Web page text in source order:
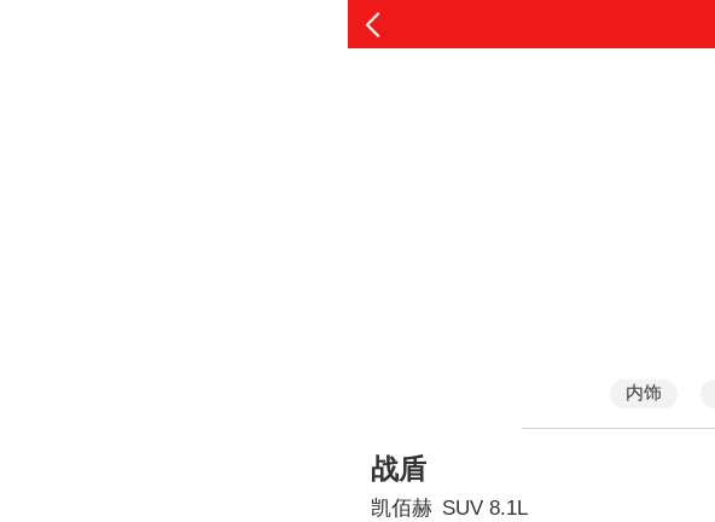
内饰
战盾
凯佰赫 SUV 8.1L